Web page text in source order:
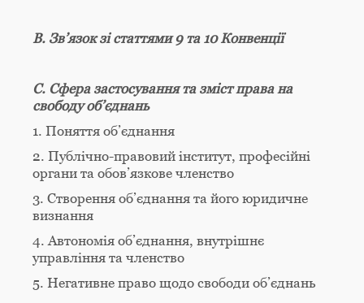
B. Зв’язок зі статтями 9 та 10 Конвенції
C. Сфера застосування та зміст права на
свободу об’єднань
1. Поняття об’єднання
2. Публічно-правовий інститут, професійні
органи та обов’язкове членство
3. Створення об’єднання та його юридичне
визнання
4. Автономія об’єднання, внутрішнє
управління та членство
5. Негативне право щодо свободи об’єднань